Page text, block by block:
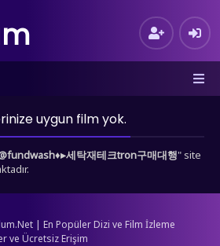
uygun film yok.
세탁재테크tron구매대행" site
| En Popüler Dizi ve Film İzleme
ve Ücretsiz Erişim